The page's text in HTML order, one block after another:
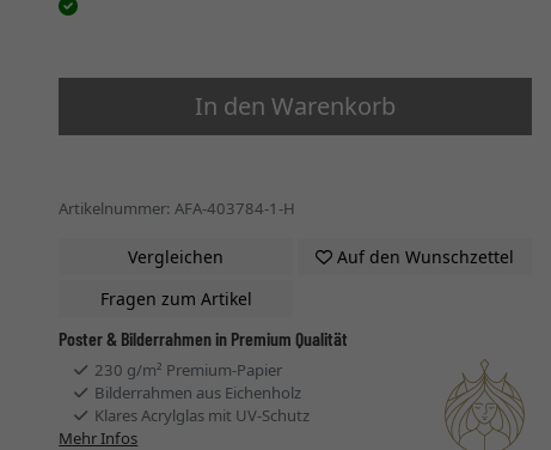
In den Warenkorb
Artikelnummer: AFA-403784-1-H
Vergleichen
Auf den Wunschzettel
Fragen zum Artikel
Poster & Bilderrahmen in Premium Qualität
230 g/m² Premium-Papier
Bilderrahmen aus Eichenholz
Klares Acrylglas mit UV-Schutz
Mehr Infos